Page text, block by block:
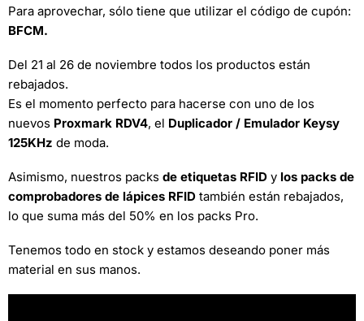
Para aprovechar, sólo tiene que utilizar el código de cupón:
BFCM.
Del 21 al 26 de noviembre todos los productos están
rebajados.
Es el momento perfecto para hacerse con uno de los
nuevos Proxmark RDV4, el Duplicador / Emulador Keysy
125KHz de moda.
Asimismo, nuestros packs de etiquetas RFID y los packs de
comprobadores de lápices RFID también están rebajados,
lo que suma más del 50% en los packs Pro.
Tenemos todo en stock y estamos deseando poner más
material en sus manos.